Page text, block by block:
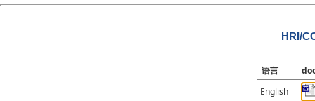
HRI/
语言
English